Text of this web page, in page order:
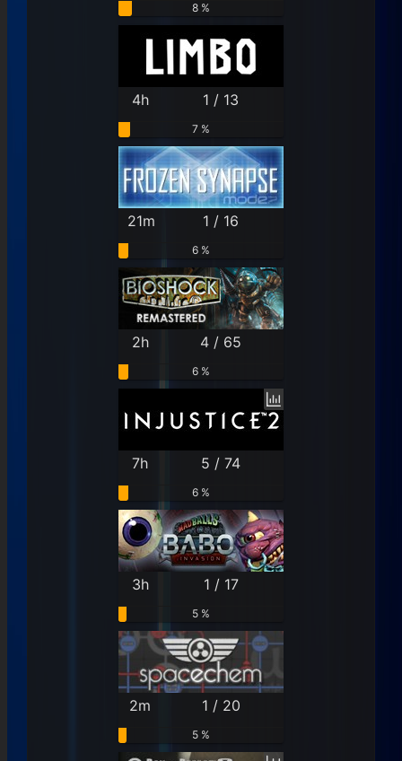
8 %
4h 1 / 13
7 %
21m 1 / 16
6 %
2h 4 / 65
6 %
7h 5 / 74
6 %
3h 1 / 17
5 %
2m 1 / 20
5 %